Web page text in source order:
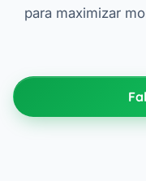
para maximizar